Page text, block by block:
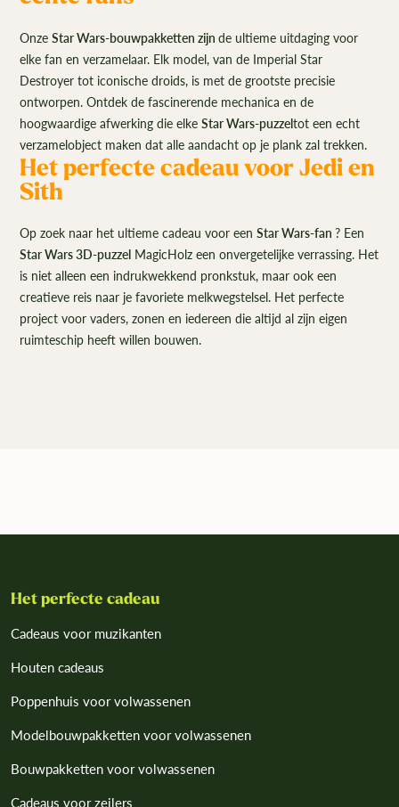
Onze Star Wars-bouwpakketten zijn de ultieme uitdaging voor
elke fan en verzamelaar. Elk model, van de Imperial Star
Destroyer tot iconische droids, is met de grootste precisie
ontworpen. Ontdek de fascinerende mechanica en de
hoogwaardige afwerking die elke Star Wars-puzzeltot een echt
verzamelobject maken dat alle aandacht op je plank zal trekken.
Het perfecte cadeau voor Jedi en
Sith
Op zoek naar het ultieme cadeau voor een Star Wars-fan ? Een
Star Wars 3D-puzzel MagicHolz een onvergetelijke verrassing. Het
is niet alleen een indrukwekkend pronkstuk, maar ook een
creatieve reis naar je favoriete melkwegstelsel. Het perfecte
project voor vaders, zonen en iedereen die altijd al zijn eigen
ruimteschip heeft willen bouwen.
Het perfecte cadeau
Cadeaus voor muzikanten
Houten cadeaus
Poppenhuis voor volwassenen
Modelbouwpakketten voor volwassenen
Bouwpakketten voor volwassenen
Cadeaus voor zeilers